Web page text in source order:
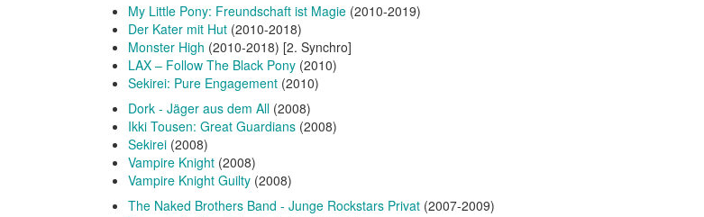
My Little Pony: Freundschaft ist Magie (2010-2019)
Der Kater mit Hut (2010-2018)
Monster High (2010-2018) [2. Synchro]
LAX – Follow The Black Pony (2010)
Sekirei: Pure Engagement (2010)
Dork - Jäger aus dem All (2008)
Ikki Tousen: Great Guardians (2008)
Sekirei (2008)
Vampire Knight (2008)
Vampire Knight Guilty (2008)
The Naked Brothers Band - Junge Rockstars Privat (2007-2009)